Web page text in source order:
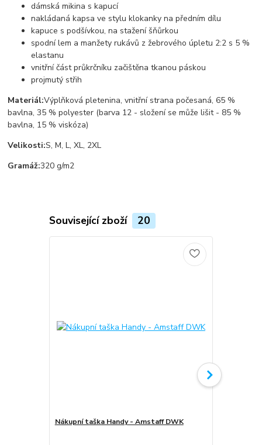
dámská mikina s kapucí
nakládaná kapsa ve stylu klokanky na předním dílu
kapuce s podšívkou, na stažení šňůrkou
spodní lem a manžety rukávů z žebrového úpletu 2:2 s 5 %
elastanu
vnitřní část průkrčníku začištěna tkanou páskou
projmutý střih
Materiál:Výplňková pletenina, vnitřní strana počesaná, 65 %
bavlna, 35 % polyester (barva 12 - složení se může lišit - 85 %
bavlna, 15 % viskóza)
Velikosti:S, M, L, XL, 2XL
Gramáž:320 g/m2
Související zboží 20
Nákupní taška Handy - Amstaff DWK